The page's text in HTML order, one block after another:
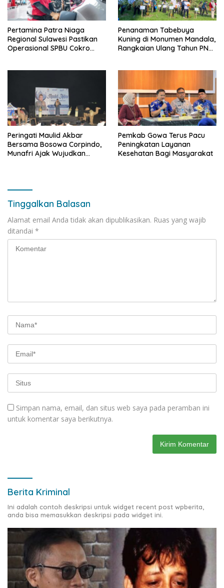
Pertamina Patra Niaga
Regional Sulawesi Pastikan
Operasional SPBU Cokro
Penanaman Tabebuya
Kuning di Monumen Mandala,
Rangkaian Ulang Tahun PNM
Peringati Maulid Akbar
Bersama Bosowa Corpindo,
Munafri Ajak Wujudkan
Pemkab Gowa Terus Pacu
Peningkatan Layanan
Kesehatan Bagi Masyarakat
Tinggalkan Balasan
Alamat email Anda tidak akan dipublikasikan. Ruas yang wajib
ditandai *
Simpan nama, email, dan situs web saya pada peramban ini
untuk komentar saya berikutnya.
Berita Kriminal
Ini adalah contoh deskripsi untuk widget recent post wpberita,
anda bisa memasukkan deskripsi pada widget ini.